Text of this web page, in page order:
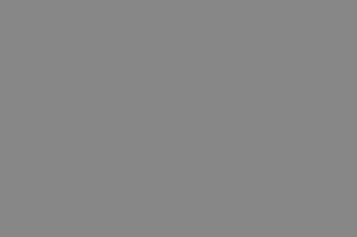
che imposta il
che si
che imposta il